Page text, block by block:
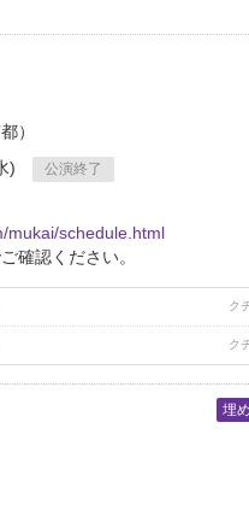
）
)
公演終了
mukai/schedule.html
確認ください。
埋